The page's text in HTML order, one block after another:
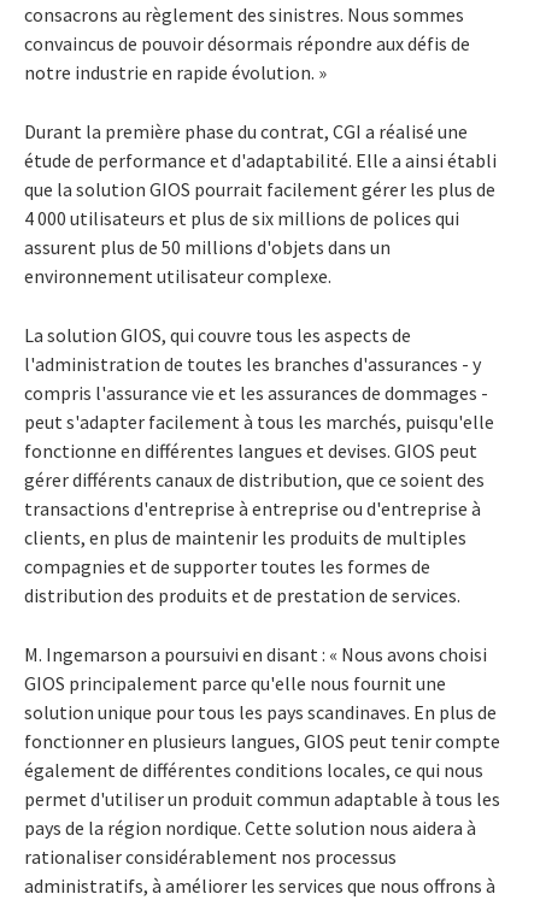
consacrons au règlement des sinistres. Nous sommes
convaincus de pouvoir désormais répondre aux défis de
notre industrie en rapide évolution. »
Durant la première phase du contrat, CGI a réalisé une
étude de performance et d'adaptabilité. Elle a ainsi établi
que la solution GIOS pourrait facilement gérer les plus de
4 000 utilisateurs et plus de six millions de polices qui
assurent plus de 50 millions d'objets dans un
environnement utilisateur complexe.
La solution GIOS, qui couvre tous les aspects de
l'administration de toutes les branches d'assurances - y
compris l'assurance vie et les assurances de dommages -
peut s'adapter facilement à tous les marchés, puisqu'elle
fonctionne en différentes langues et devises. GIOS peut
gérer différents canaux de distribution, que ce soient des
transactions d'entreprise à entreprise ou d'entreprise à
clients, en plus de maintenir les produits de multiples
compagnies et de supporter toutes les formes de
distribution des produits et de prestation de services.
M. Ingemarson a poursuivi en disant : « Nous avons choisi
GIOS principalement parce qu'elle nous fournit une
solution unique pour tous les pays scandinaves. En plus de
fonctionner en plusieurs langues, GIOS peut tenir compte
également de différentes conditions locales, ce qui nous
permet d'utiliser un produit commun adaptable à tous les
pays de la région nordique. Cette solution nous aidera à
rationaliser considérablement nos processus
administratifs, à améliorer les services que nous offrons à